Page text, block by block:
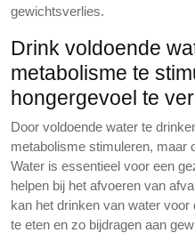
gewichtsverlies.
Drink voldoende
metabolisme te
hongergevoel te
Door voldoende water te
metabolisme stimuleren, maar
Water is essentieel voor een
helpen bij het afvoeren van
kan het drinken van water
te eten en zo bijdragen aan